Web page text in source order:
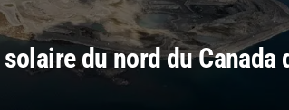
du nord du Canada